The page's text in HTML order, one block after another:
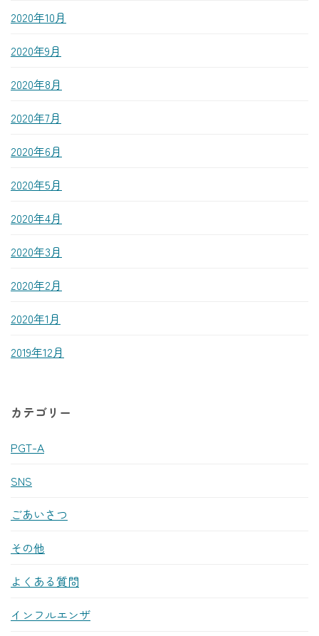
2020年10月
2020年9月
2020年8月
2020年7月
2020年6月
2020年5月
2020年4月
2020年3月
2020年2月
2020年1月
2019年12月
カテゴリー
PGT-A
SNS
ごあいさつ
その他
よくある質問
インフルエンザ